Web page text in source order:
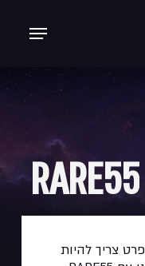
Menu
RARE55
צריך להיות